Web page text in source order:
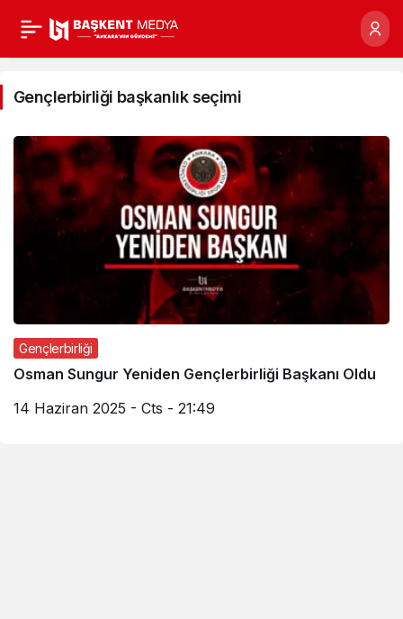
Gençlerbirliği
başkanlık
seçimi
Haberleri
Gençlerbirliği başkanlık seçimi
Gençlerbirliği
Osman Sungur Yeniden Gençlerbirliği Başkanı Oldu
14 Haziran 2025 - Cts - 21:49